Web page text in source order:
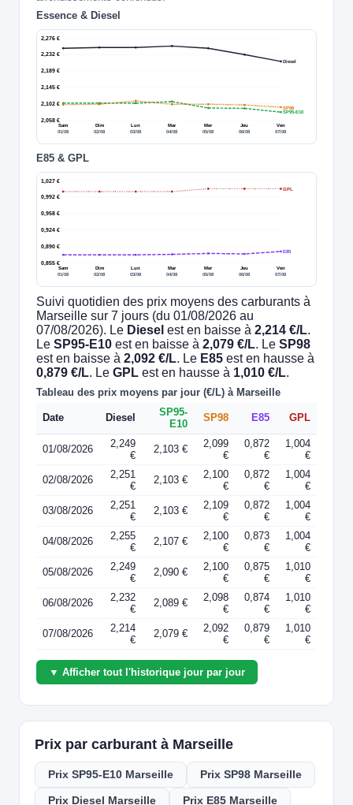
Essence & Diesel
2,058 €
2,102 €
2,145 €
2,189 €
2,232 €
2,276 €
Sam
01/08
Dim
02/08
Lun
03/08
Mar
04/08
Mer
05/08
Jeu
06/08
Ven
07/08
Diesel
SP95-E10
SP98
E85 & GPL
0,855 €
0,890 €
0,924 €
0,958 €
0,992 €
1,027 €
Sam
01/08
Dim
02/08
Lun
03/08
Mar
04/08
Mer
05/08
Jeu
06/08
Ven
07/08
E85
GPL
Suivi quotidien des prix moyens des carburants à
Marseille sur 7 jours (du 01/08/2026 au
07/08/2026). Le Diesel est en baisse à 2,214 €/L.
Le SP95-E10est en baisse à 2,079 €/L. Le SP98
est en baisse à 2,092 €/L. Le E85est en hausse à
0,879 €/L. Le GPLest en hausse à 1,010 €/L.
Tableau des prix moyens par jour (€/L) à Marseille
Date Diesel
SP95-
E10
SP98 E85 GPL
01/08/2026
2,249
€
2,103 €
2,099
€
0,872
€
1,004
€
02/08/2026
2,251
€
2,103 €
2,100
€
0,872
€
1,004
€
03/08/2026
2,251
€
2,103 €
2,109
€
0,872
€
1,004
€
04/08/2026
2,255
€
2,107 €
2,100
€
0,873
€
1,004
€
05/08/2026
2,249
€
2,090 €
2,100
€
0,875
€
1,010
€
06/08/2026
2,232
€
2,089 €
2,098
€
0,874
€
1,010
€
07/08/2026
2,214
€
2,079 €
2,092
€
0,879
€
1,010
€
▼ Afficher tout l'historique jour par jour
Prix par carburant à Marseille
Prix SP95-E10 Marseille Prix SP98 Marseille
Prix Diesel Marseille Prix E85 Marseille